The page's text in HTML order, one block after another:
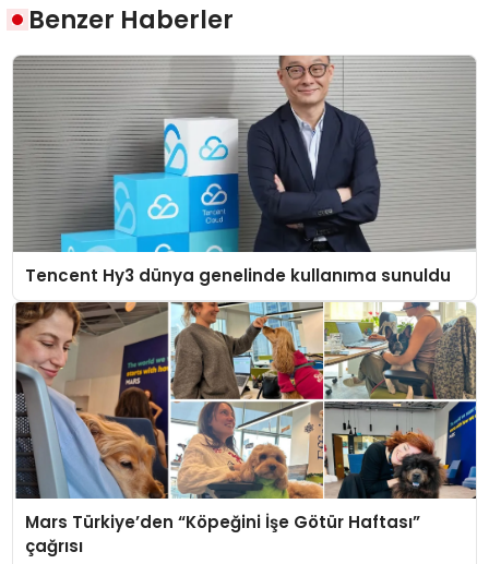
Benzer Haberler
Tencent Hy3 dünya genelinde kullanıma sunuldu
Mars Türkiye’den “Köpeğini İşe Götür Haftası”
çağrısı